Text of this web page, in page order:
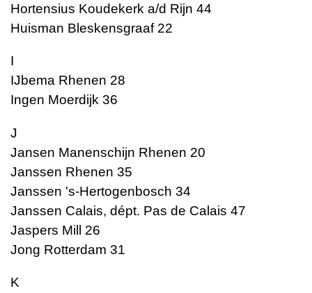
Hortensius Koudekerk a/d Rijn 44
Huisman Bleskensgraaf 22
I
IJbema Rhenen 28
Ingen Moerdijk 36
J
Jansen Manenschijn Rhenen 20
Janssen Rhenen 35
Janssen 's-Hertogenbosch 34
Janssen Calais, dépt. Pas de Calais 47
Jaspers Mill 26
Jong Rotterdam 31
K